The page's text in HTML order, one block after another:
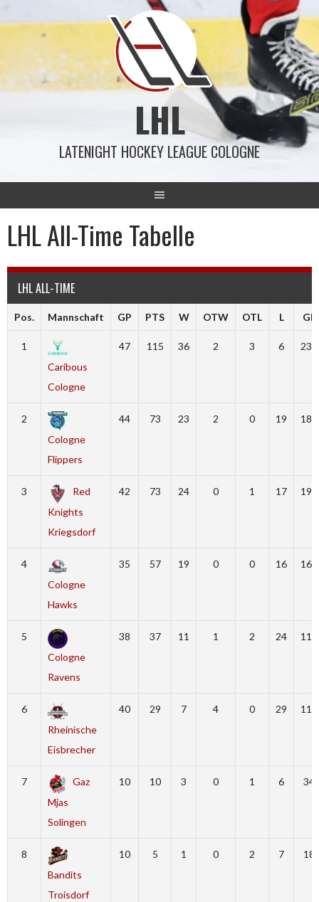
zum
LHL
LATENIGHT HOCKEY LEAGUE COLOGNE
LHL All-Time Tabelle
LHL ALL-TIME
Pos. Mannschaft GP PTS W OTW OTL L GF
1
Caribous
Cologne
47 115 36 2 3 6 232
2
Cologne
Flippers
44 73 23 2 0 19 188
3
Red
Knights
Kriegsdorf
42 73 24 0 1 17 190
4
Cologne
Hawks
35 57 19 0 0 16 165
5
Cologne
Ravens
38 37 11 1 2 24 115
6
Rheinische
Eisbrecher
40 29 7 4 0 29 118
7
Gaz
Mjas
Solingen
10 10 3 0 1 6 34
8
Bandits
Troisdorf
10 5 1 0 2 7 18